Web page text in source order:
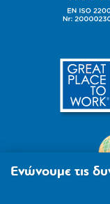
Ενώνουμε τις